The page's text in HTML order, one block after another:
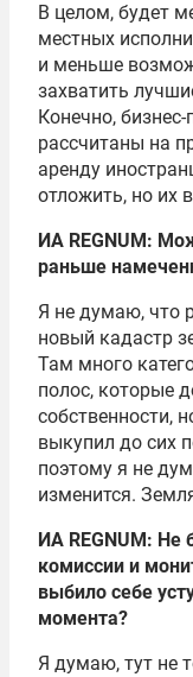
В целом, будет
местных
и меньше
захватить
Конечно,
рассчитаны на
аренду
отложить, но их
ИА REGNUM :
раньше
Я не думаю, что
новый кадастр
Там много
полос, которые
собственности,
выкупил до сих
поэтому я не
изменится.
ИА REGNUM : Не
комиссии и
выбило себе
момента?
Я думаю, тут не